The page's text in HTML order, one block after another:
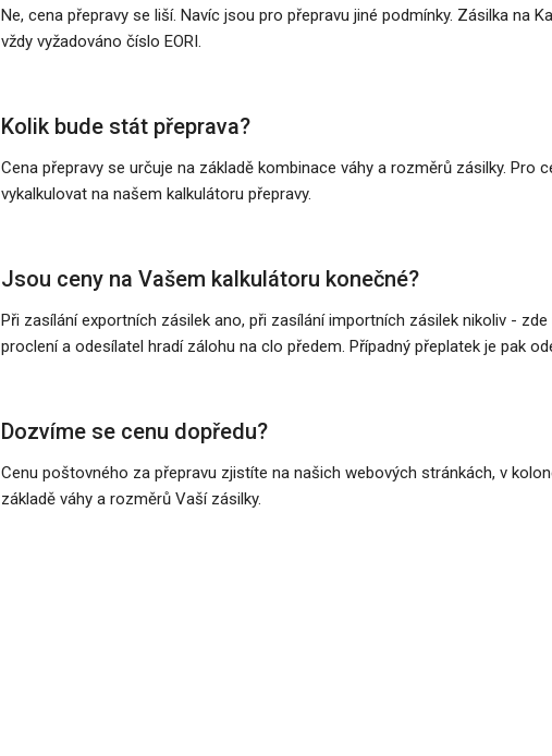
Ne, cena přepravy se liší. Navíc jsou pro přepravu jiné podmínky. Zásilka na
vždy vyžadováno číslo EORI.
Kolik bude stát přeprava?
Cena přepravy se určuje na základě kombinace váhy a rozměrů zásilky. Pro
vykalkulovat na našem kalkulátoru přepravy.
Jsou ceny na Vašem kalkulátoru konečné?
Při zasílání exportních zásilek ano, při zasílání importních zásilek nikoliv -
proclení a odesílatel hradí zálohu na clo předem. Případný přeplatek je pak
Dozvíme se cenu dopředu?
Cenu poštovného za přepravu zjistíte na našich webových stránkách, v
základě váhy a rozměrů Vaší zásilky.